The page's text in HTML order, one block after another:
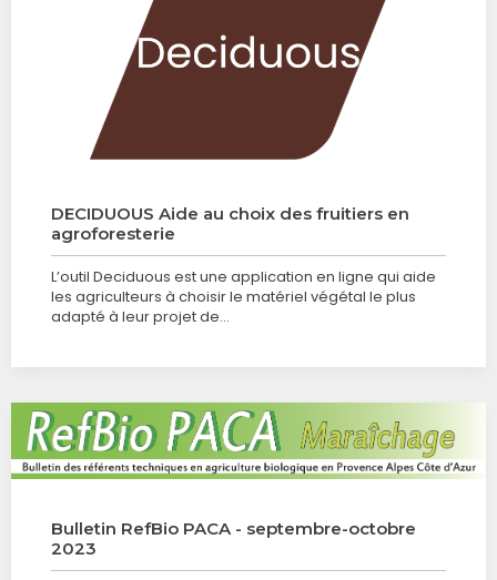
DECIDUOUS Aide au choix des fruitiers en
agroforesterie
L’outil Deciduous est une application en ligne qui aide
les agriculteurs à choisir le matériel végétal le plus
adapté à leur projet de…
Bulletin RefBio PACA - septembre-octobre
2023